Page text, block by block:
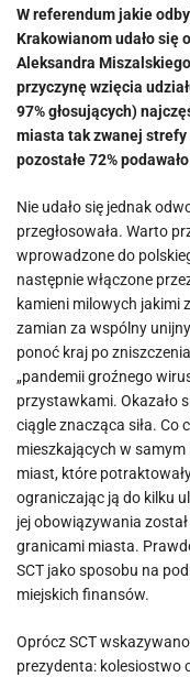
W referendum jakie
Krakowianom udało się
Aleksandra
przyczynę wzięcia
97% głosujących)
miasta tak zwanej strefy
pozostałe 72%
Nie udało się jednak
przegłosowała. Warto
wprowadzone do
następnie włączone
kamieni milowych jakimi
zamian za wspólny
ponoć kraj po
„pandemii groźnego
przystawkami. Okazało
ciągle znacząca siła. Co
mieszkających w
miast, które
ograniczając ją do kilku
jej obowiązywania
granicami miasta.
SCT jako sposobu na
miejskich finansów.
Oprócz SCT
prezydenta: kolesiostwo